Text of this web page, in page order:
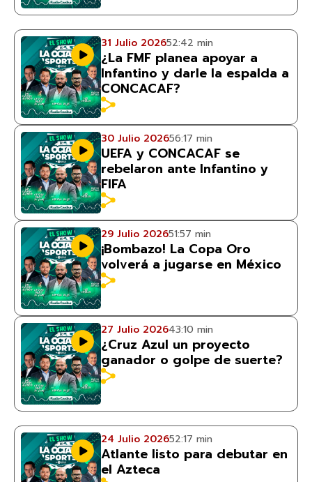
31 Julio 202652:42 min
¿La FMF planea apoyar a
Infantino y darle la espalda a
CONCACAF?
30 Julio 202656:17 min
UEFA y CONCACAF se
rebelaron ante Infantino y
FIFA
29 Julio 202651:57 min
¡Bombazo! La Copa Oro
volverá a jugarse en México
27 Julio 202643:10 min
¿Cruz Azul un proyecto
ganador o golpe de suerte?
24 Julio 202652:17 min
Atlante listo para debutar en
el Azteca